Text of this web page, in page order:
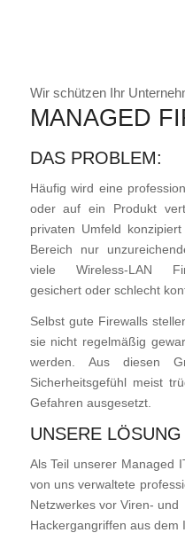
Wir schützen Ihr
MANAGED
DAS PROBLEM:
Häufig wird eine
oder auf ein Produkt
privaten Umfeld
Bereich nur
viele Wireless-LAN
gesichert oder schlecht
Selbst gute Firewalls
sie nicht regelmäßig
werden. Aus diesen
Sicherheitsgefühl meist
Gefahren ausgesetzt.
UNSERE LÖSUNG
Als Teil unserer Managed
von uns verwaltete
Netzwerkes vor Viren- und
Hackergangriffen aus dem